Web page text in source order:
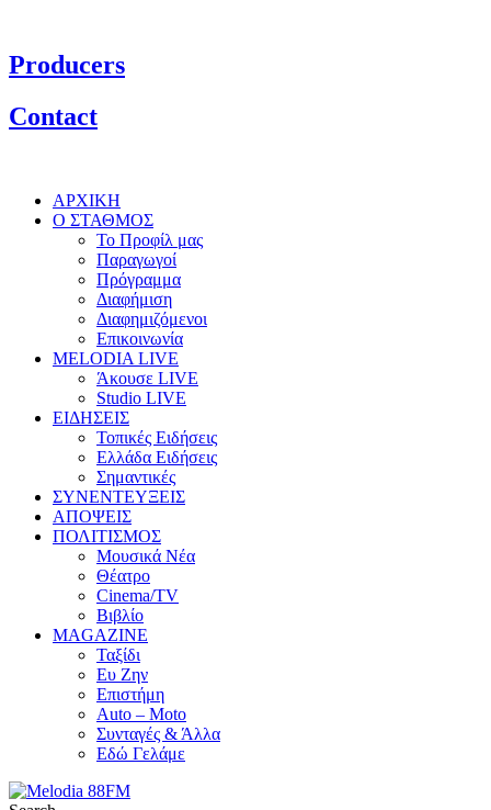
Producers
Contact
ΑΡΧΙΚΗ
Ο ΣΤΑΘΜΟΣ
Το Προφίλ μας
Παραγωγοί
Πρόγραμμα
Διαφήμιση
Διαφημιζόμενοι
Επικοινωνία
MELODIA LIVE
Άκουσε LIVE
Studio LIVE
ΕΙΔΗΣΕΙΣ
Τοπικές Ειδήσεις
Ελλάδα Ειδήσεις
Σημαντικές
ΣΥΝΕΝΤΕΥΞΕΙΣ
ΑΠΟΨΕΙΣ
ΠΟΛΙΤΙΣΜΟΣ
Μουσικά Νέα
Θέατρο
Cinema/TV
Βιβλίο
MAGAZINE
Ταξίδι
Ευ Ζην
Επιστήμη
Auto – Moto
Συνταγές & Άλλα
Εδώ Γελάμε